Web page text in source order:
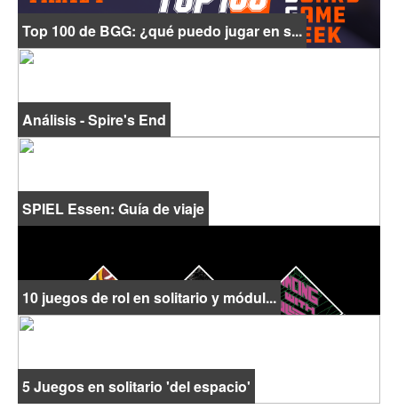
Top 100 de BGG: ¿qué puedo jugar en s...
Análisis - Spire's End
SPIEL Essen: Guía de viaje
10 juegos de rol en solitario y módul...
5 Juegos en solitario 'del espacio'